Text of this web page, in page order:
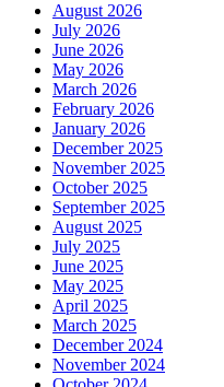
August 2026
July 2026
June 2026
May 2026
March 2026
February 2026
January 2026
December 2025
November 2025
October 2025
September 2025
August 2025
July 2025
June 2025
May 2025
April 2025
March 2025
December 2024
November 2024